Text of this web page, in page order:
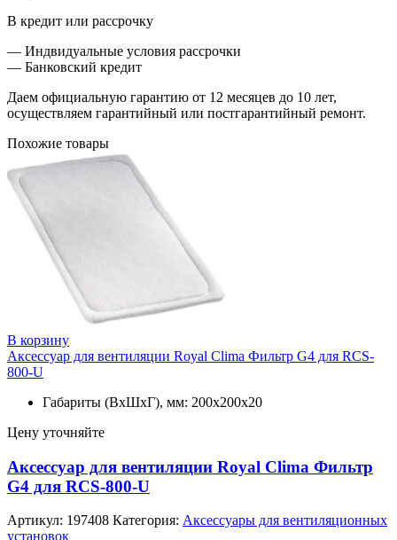
В кредит или рассрочку
— Индвидуальные условия рассрочки
— Банковский кредит
Даем официальную гарантию от 12 месяцев до 10 лет,
осуществляем гарантийный или постгарантийный ремонт.
Похожие товары
В корзину
Аксессуар для вентиляции Royal Clima Фильтр G4 для RCS-
800-U
Габариты (ВхШхГ), мм: 200x200x20
Цену уточняйте
Аксессуар для вентиляции Royal Clima Фильтр
G4 для RCS-800-U
Артикул: 197408 Категория: Аксессуары для вентиляционных
установок